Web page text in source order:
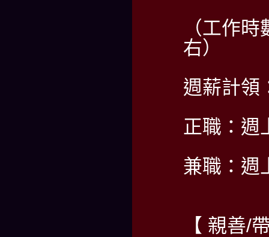
（工作
右）
週薪計領
正職：週
兼職：週
【 親善/